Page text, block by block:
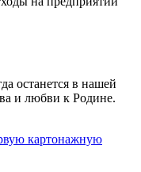
останется в нашей
и любви к Родине.
картонажную